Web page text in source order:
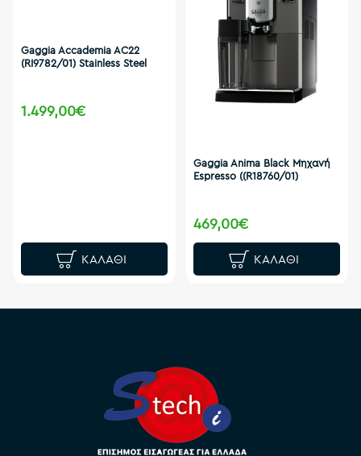
Gaggia Accademia AC22
(RI9782/01) Stainless Steel
1.499,00€
ΚΑΛΆΘΙ
Gaggia Anima Black Μηχανή
Espresso ((R18760/01)
469,00€
ΚΑΛΆΘΙ